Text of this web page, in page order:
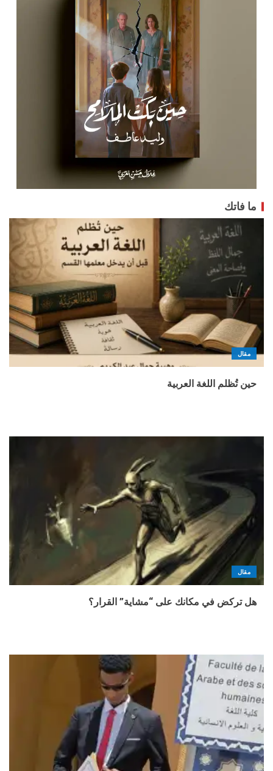
ما فاتك
مقال
حين تُظلم اللغة العربية
مقال
هل تركض في مكانك على “مشاية” القرار؟